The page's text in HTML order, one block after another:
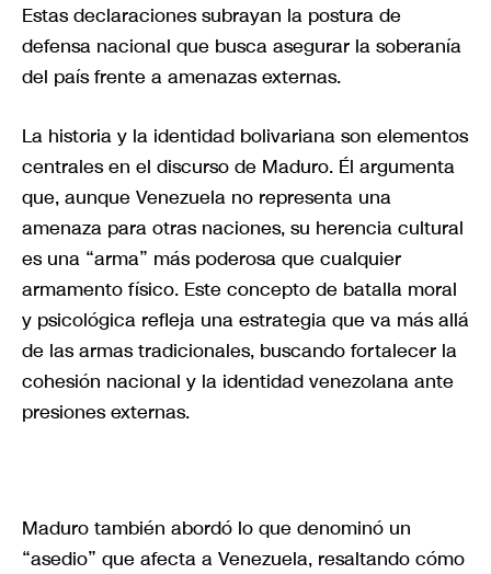
Estas declaraciones subrayan la postura de
defensa nacional que busca asegurar la soberanía
del país frente a amenazas externas.
La historia y la identidad bolivariana son elementos
centrales en el discurso de Maduro. Él argumenta
que, aunque Venezuela no representa una
amenaza para otras naciones, su herencia cultural
es una “arma” más poderosa que cualquier
armamento físico. Este concepto de batalla moral
y psicológica refleja una estrategia que va más allá
de las armas tradicionales, buscando fortalecer la
cohesión nacional y la identidad venezolana ante
presiones externas.
Maduro también abordó lo que denominó un
“asedio” que afecta a Venezuela, resaltando cómo